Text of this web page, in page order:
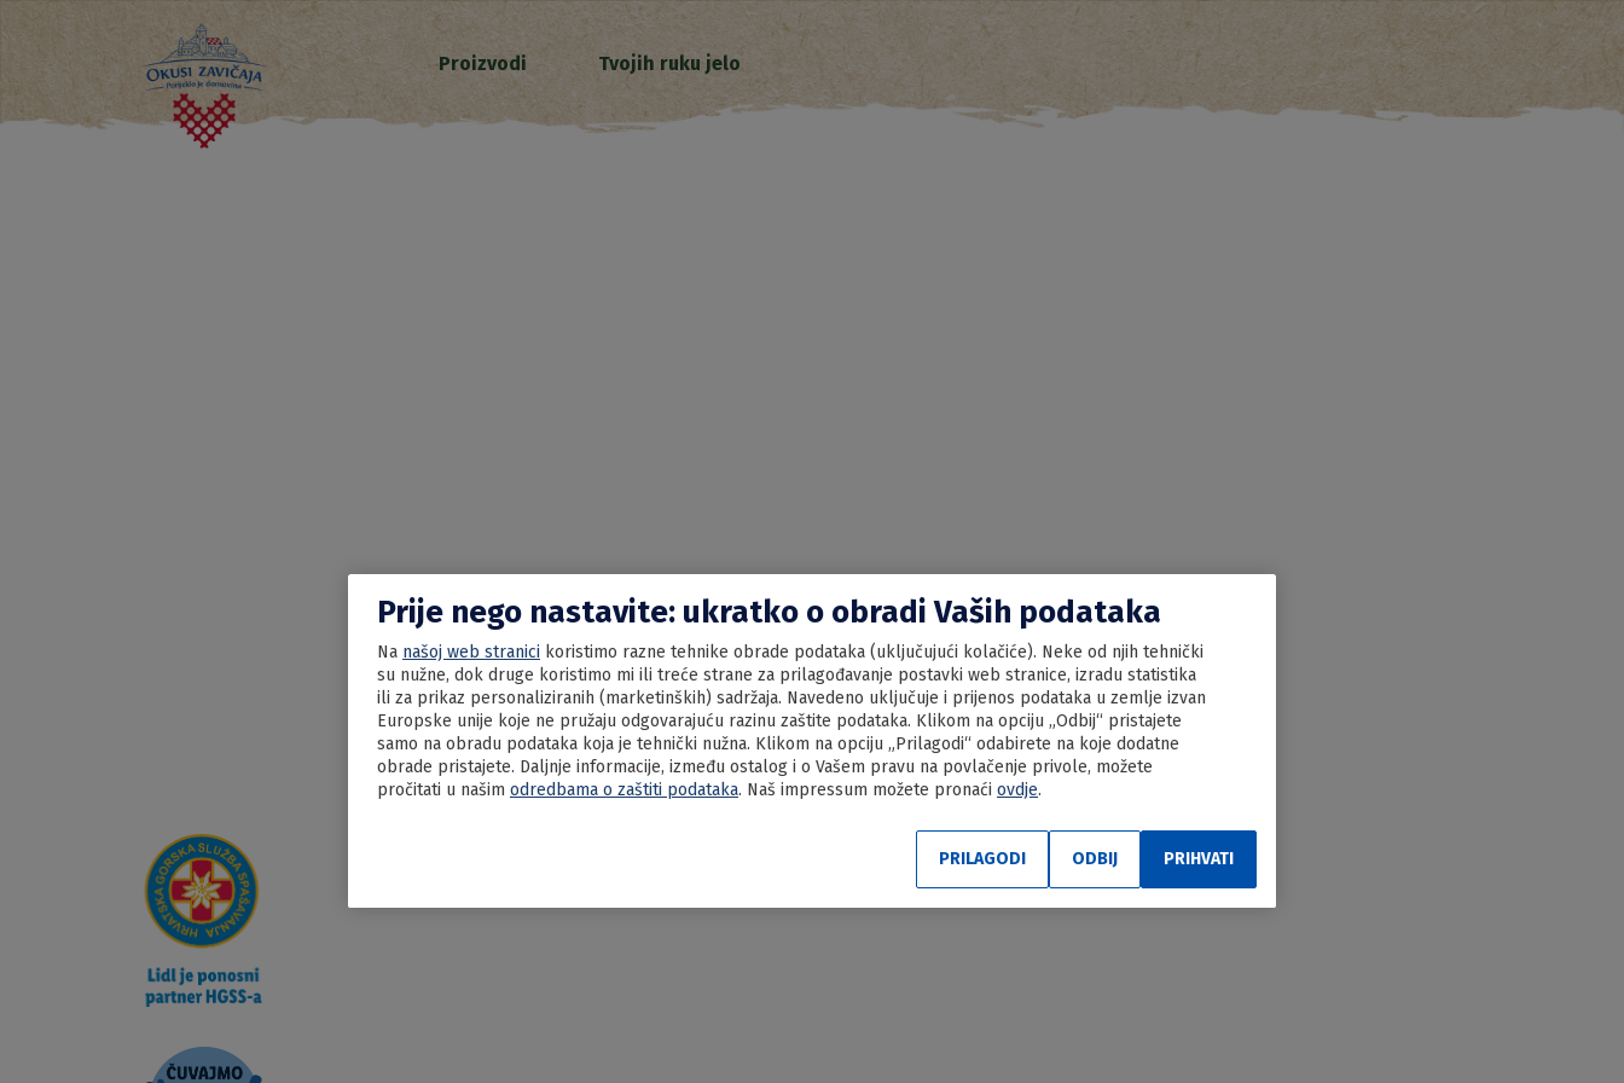
Proizvodi Tvojih ruku jelo
Prije nego nastavite: ukratko o obradi Vaših podataka
Na našoj web stranici koristimo razne tehnike obrade podataka (uključujući kolačiće). Neke od njih tehnički
su nužne, dok druge koristimo mi ili treće strane za prilagođavanje postavki web stranice, izradu statistika
ili za prikaz personaliziranih (marketinških) sadržaja. Navedeno uključuje i prijenos podataka u zemlje izvan
Europske unije koje ne pružaju odgovarajuću razinu zaštite podataka. Klikom na opciju „Odbij“ pristajete
samo na obradu podataka koja je tehnički nužna. Klikom na opciju „Prilagodi“ odabirete na koje dodatne
obrade pristajete. Daljnje informacije, između ostalog i o Vašem pravu na povlačenje privole, možete
pročitati u našim odredbama o zaštiti podataka. Naš impressum možete pronaći ovdje.
ODBIJ PRIHVATI
PRILAGODI